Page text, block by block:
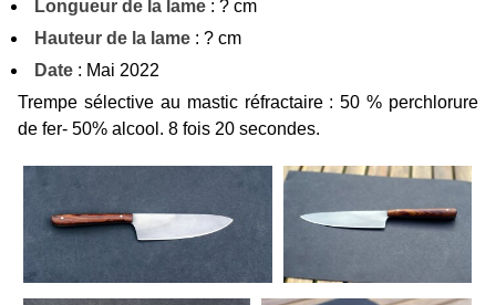
Longueur de la lame : ? cm
Hauteur de la lame : ? cm
Date : Mai 2022
Trempe sélective au mastic réfractaire : 50 % perchlorure
de fer- 50% alcool. 8 fois 20 secondes.